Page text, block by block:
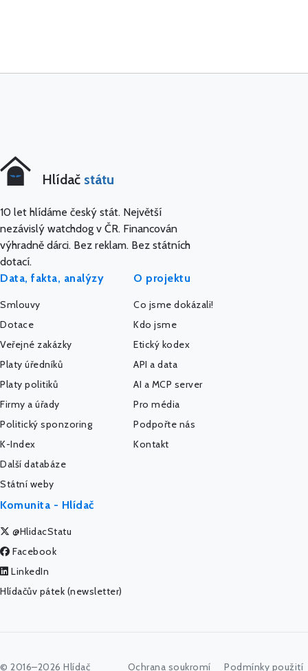
Hlídač státu
10 let hlídáme český stát. Největší
nezávislý watchdog v ČR. Financován
výhradně dárci. Bez reklam. Bez státních
dotací.
Data, fakta, analýzy
Smlouvy
Dotace
Veřejné zakázky
Platy úředníků
Platy politiků
Firmy a úřady
Politický sponzoring
K-Index
Další databáze
Státní weby
O projektu
Co jsme dokázali!
Kdo jsme
Etický kodex
API a data
AI a MCP server
Pro média
Podpořte nás
Kontakt
Komunita - Hlídač
@HlidacStatu
Facebook
LinkedIn
Hlídačův pátek (newsletter)
© 2016–2026 Hlídač Ochrana soukromí Podmínky použití